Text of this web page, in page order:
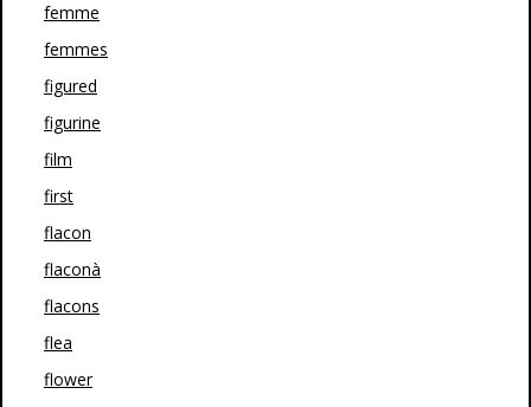
femme
femmes
figured
figurine
film
first
flacon
flaconà
flacons
flea
flower